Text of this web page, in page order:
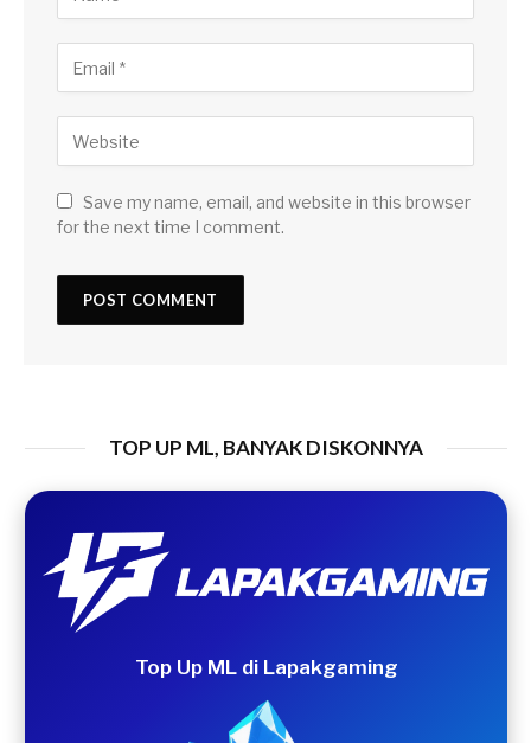
Save my name, email, and website in this browser
for the next time I comment.
TOP UP ML, BANYAK DISKONNYA
Top Up ML di Lapakgaming